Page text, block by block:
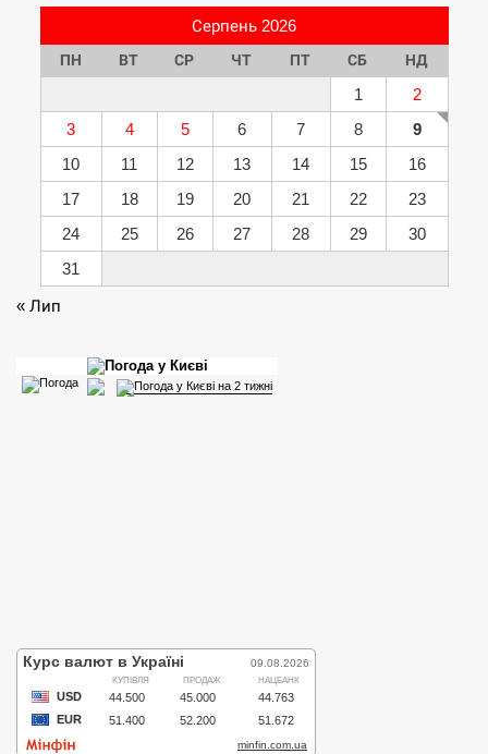
Серпень 2026
ПН ВТ СР ЧТ ПТ СБ НД
1
2
3
4 5 6 7 8
9
10
11 12 13 14 15
16
17
18 19 20 21 22
23
24
25 26 27 28 29
30
31
« Лип